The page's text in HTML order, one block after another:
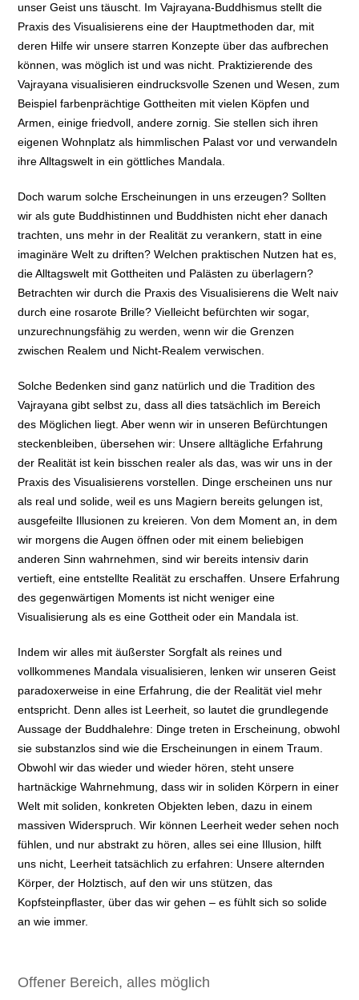
unser Geist uns täuscht. Im Vajrayana-Buddhismus stellt die
Praxis des Visualisierens eine der Hauptmethoden dar, mit
deren Hilfe wir unsere starren Konzepte über das aufbrechen
können, was möglich ist und was nicht. Praktizierende des
Vajrayana visualisieren eindrucksvolle Szenen und Wesen, zum
Beispiel farbenprächtige Gottheiten mit vielen Köpfen und
Armen, einige friedvoll, andere zornig. Sie stellen sich ihren
eigenen Wohnplatz als himmlischen Palast vor und verwandeln
ihre Alltagswelt in ein göttliches Mandala.
Doch warum solche Erscheinungen in uns erzeugen? Sollten
wir als gute Buddhistinnen und Buddhisten nicht eher danach
trachten, uns mehr in der Realität zu verankern, statt in eine
imaginäre Welt zu driften? Welchen praktischen Nutzen hat es,
die Alltagswelt mit Gottheiten und Palästen zu überlagern?
Betrachten wir durch die Praxis des Visualisierens die Welt naiv
durch eine rosarote Brille? Vielleicht befürchten wir sogar,
unzurechnungsfähig zu werden, wenn wir die Grenzen
zwischen Realem und Nicht-Realem verwischen.
Solche Bedenken sind ganz natürlich und die Tradition des
Vajrayana gibt selbst zu, dass all dies tatsächlich im Bereich
des Möglichen liegt. Aber wenn wir in unseren Befürchtungen
steckenbleiben, übersehen wir: Unsere alltägliche Erfahrung
der Realität ist kein bisschen realer als das, was wir uns in der
Praxis des Visualisierens vorstellen. Dinge erscheinen uns nur
als real und solide, weil es uns Magiern bereits gelungen ist,
ausgefeilte Illusionen zu kreieren. Von dem Moment an, in dem
wir morgens die Augen öffnen oder mit einem beliebigen
anderen Sinn wahrnehmen, sind wir bereits intensiv darin
vertieft, eine entstellte Realität zu erschaffen. Unsere Erfahrung
des gegenwärtigen Moments ist nicht weniger eine
Visualisierung als es eine Gottheit oder ein Mandala ist.
Indem wir alles mit äußerster Sorgfalt als reines und
vollkommenes Mandala visualisieren, lenken wir unseren Geist
paradoxerweise in eine Erfahrung, die der Realität viel mehr
entspricht. Denn alles ist Leerheit, so lautet die grundlegende
Aussage der Buddhalehre: Dinge treten in Erscheinung, obwohl
sie substanzlos sind wie die Erscheinungen in einem Traum.
Obwohl wir das wieder und wieder hören, steht unsere
hartnäckige Wahrnehmung, dass wir in soliden Körpern in einer
Welt mit soliden, konkreten Objekten leben, dazu in einem
massiven Widerspruch. Wir können Leerheit weder sehen noch
fühlen, und nur abstrakt zu hören, alles sei eine Illusion, hilft
uns nicht, Leerheit tatsächlich zu erfahren: Unsere alternden
Körper, der Holztisch, auf den wir uns stützen, das
Kopfsteinpflaster, über das wir gehen – es fühlt sich so solide
an wie immer.
Offener Bereich, alles möglich